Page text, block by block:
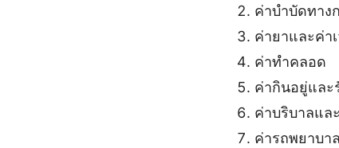
ค่าบำบัดทาง
ค่ายาและค่
ค่าทำคลอด
ค่ากินอยู่และ
ค่าบริบาลแล
ค่ารถพยาบา